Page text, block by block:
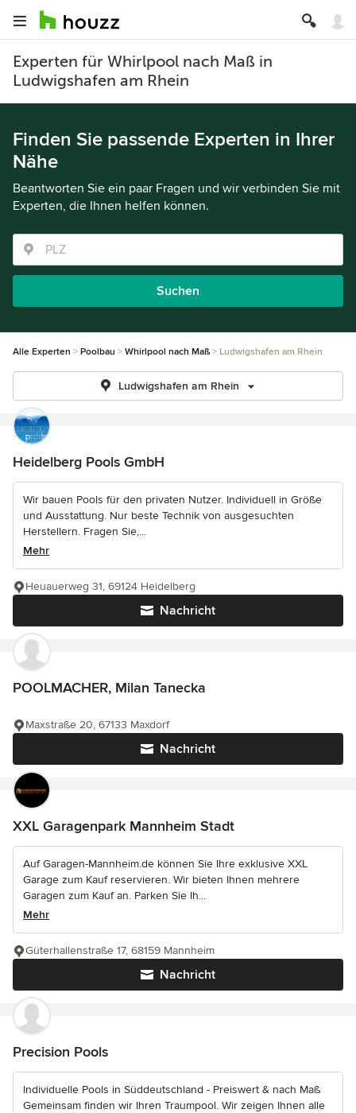
Experten für Whirlpool nach Maß in
Ludwigshafen am Rhein
Finden Sie passende Experten in Ihrer
Nähe
Beantworten Sie ein paar Fragen und wir verbinden Sie mit
Experten, die Ihnen helfen können.
Suchen
Alle Experten Poolbau Whirlpool nach Maß Ludwigshafen am Rhein
Ludwigshafen am Rhein
Heidelberg Pools GmbH
Wir bauen Pools für den privaten Nutzer. Individuell in Größe
und Ausstattung. Nur beste Technik von ausgesuchten
Herstellern. Fragen Sie,...
Mehr
Nachricht
Heuauerweg 31, 69124 Heidelberg
POOLMACHER, Milan Tanecka
Nachricht
Maxstraße 20, 67133 Maxdorf
XXL Garagenpark Mannheim Stadt
Auf Garagen-Mannheim.de können Sie Ihre exklusive XXL
Garage zum Kauf reservieren. Wir bieten Ihnen mehrere
Garagen zum Kauf an. Parken Sie Ih...
Mehr
Nachricht
Güterhallenstraße 17, 68159 Mannheim
Precision Pools
Individuelle Pools in Süddeutschland - Preiswert & nach Maß
Gemeinsam finden wir Ihren Traumpool. Wir zeigen Ihnen alle